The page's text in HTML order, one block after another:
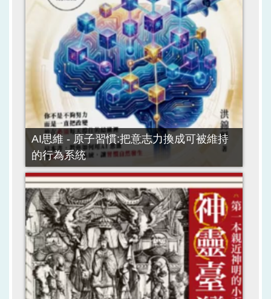
AI思維 - 原子習慣:把意志力換成可被維持
的行為系統